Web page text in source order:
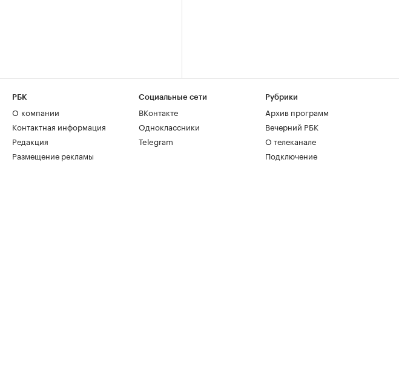
РБК
О компании
Контактная информация
Редакция
Размещение рекламы
Социальные сети
ВКонтакте
Одноклассники
Telegram
Рубрики
Архив программ
Вечерний РБК
О телеканале
Подключение